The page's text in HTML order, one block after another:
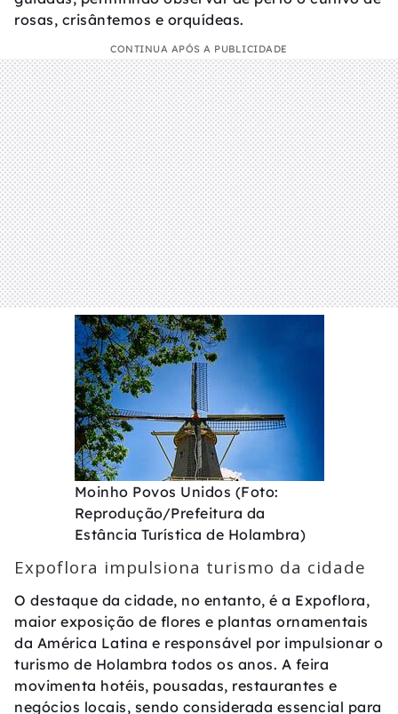
rosas, crisântemos e orquídeas.
CONTINUA APÓS A PUBLICIDADE
Moinho Povos Unidos (Foto:
Reprodução/Prefeitura da
Estância Turística de Holambra)
Expoflora impulsiona turismo da cidade
O destaque da cidade, no entanto, é a Expoflora,
maior exposição de flores e plantas ornamentais
da América Latina e responsável por impulsionar o
turismo de Holambra todos os anos. A feira
movimenta hotéis, pousadas, restaurantes e
negócios locais, sendo considerada essencial para